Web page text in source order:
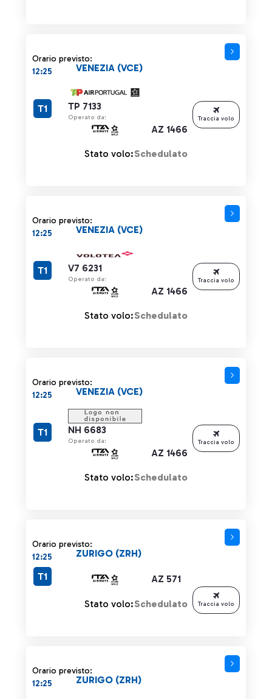
Orario previsto:
12:25
TP 7133
Operato da:
AZ 1466
VENEZIA (VCE)
T1
Stato volo:Schedulato
Traccia volo
Orario previsto:
12:25
V7 6231
Operato da:
AZ 1466
VENEZIA (VCE)
T1
Stato volo:Schedulato
Traccia volo
Orario previsto:
12:25
NH 6683
Operato da:
AZ 1466
VENEZIA (VCE)
T1
Stato volo:Schedulato
Traccia volo
Orario previsto:
12:25
AZ 571
ZURIGO (ZRH)
T1
Stato volo:Schedulato Traccia volo
Orario previsto:
12:25
ZURIGO (ZRH)